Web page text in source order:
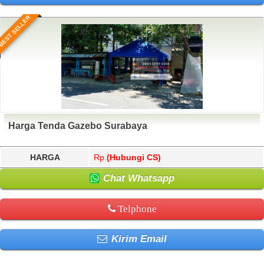
SELLER
Harga Tenda Gazebo Surabaya
HARGA Rp. (Hubungi CS)
Chat Whatsapp
Telphone
Kirim Email